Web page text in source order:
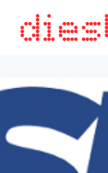
contenido